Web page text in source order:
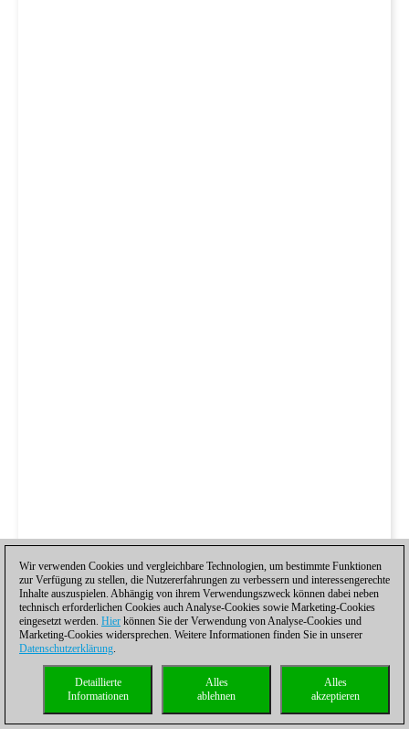
Wir verwenden Cookies und vergleichbare Technologien, um bestimmte Funktionen
zur Verfügung zu stellen, die Nutzererfahrungen zu verbessern und interessengerechte
Inhalte auszuspielen. Abhängig von ihrem Verwendungszweck können dabei neben
technisch erforderlichen Cookies auch Analyse-Cookies sowie Marketing-Cookies
eingesetzt werden. Hier können Sie der Verwendung von Analyse-Cookies und
Marketing-Cookies widersprechen. Weitere Informationen finden Sie in unserer
Datenschutzerklärung.
Alles
akzeptieren
Alles
ablehnen
Detaillierte
Informationen